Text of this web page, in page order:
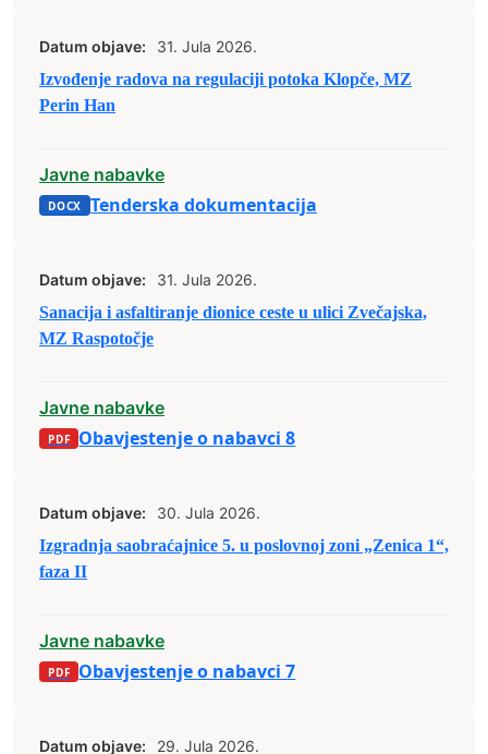
Datum objave:
31. Jula 2026.
Izvođenje radova na regulaciji potoka Klopče, MZ
Perin Han
Javne nabavke
Tenderska dokumentacija
Datum objave:
31. Jula 2026.
Sanacija i asfaltiranje dionice ceste u ulici Zvečajska,
MZ Raspotočje
Javne nabavke
Obavjestenje o nabavci 8
Datum objave:
30. Jula 2026.
Izgradnja saobraćajnice 5. u poslovnoj zoni „Zenica 1“,
faza II
Javne nabavke
Obavjestenje o nabavci 7
Datum objave: 29. Jula 2026.